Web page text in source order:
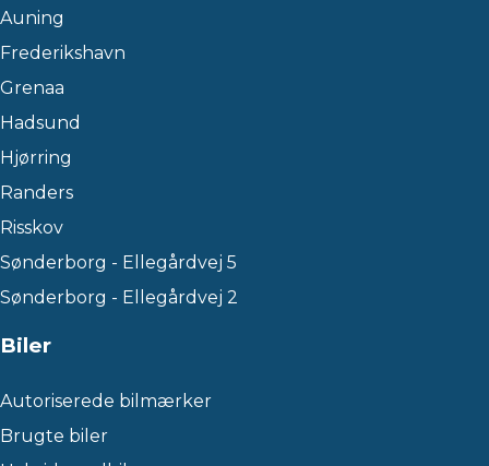
Auning
Frederikshavn
Grenaa
Hadsund
Hjørring
Randers
Risskov
Sønderborg - Ellegårdvej 5
Sønderborg - Ellegårdvej 2
Biler
Autoriserede bilmærker
Brugte biler